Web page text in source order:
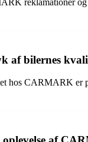
af bilernes
hos CARMARK er